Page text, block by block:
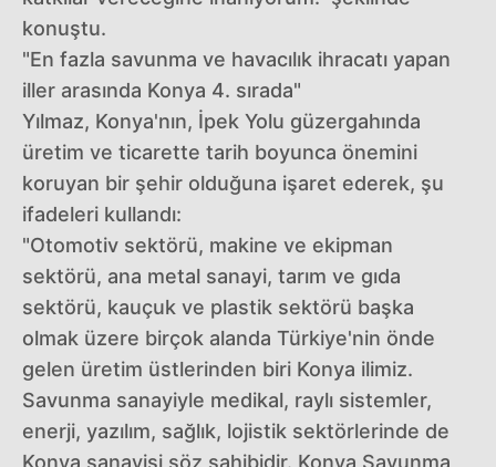
konuştu.
"En fazla savunma ve havacılık ihracatı yapan
iller arasında Konya 4. sırada"
Yılmaz, Konya'nın, İpek Yolu güzergahında
üretim ve ticarette tarih boyunca önemini
koruyan bir şehir olduğuna işaret ederek, şu
ifadeleri kullandı:
"Otomotiv sektörü, makine ve ekipman
sektörü, ana metal sanayi, tarım ve gıda
sektörü, kauçuk ve plastik sektörü başka
olmak üzere birçok alanda Türkiye'nin önde
gelen üretim üstlerinden biri Konya ilimiz.
Savunma sanayiyle medikal, raylı sistemler,
enerji, yazılım, sağlık, lojistik sektörlerinde de
Konya sanayisi söz sahibidir. Konya Savunma